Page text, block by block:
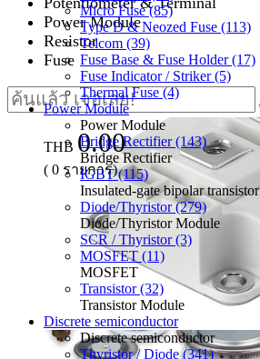
Power Module
Resistor
Fuse
THB 0.00
( 0 รายการ)
Micro Fuse (85)
Type D & Neozed Fuse (113)
Telcom (39)
Fuse Base & Fuse Holder (17)
Fuse Indicator / Striker (5)
Thermal Fuse (4)
Power Module
Power Module
Bridge Rectifier (143)
Bridge Rectifier
IGBT (115)
Insulated-gate bipolar transistor
Diode/Thyristor (279)
Diode/Thyristor Module
SCR / Thyristor (3)
MOSFET (11)
MOSFET
Transistor (32)
Transistor Module
Discrete semiconductor
Discrete semiconductor
Thyristor / Diode (341)